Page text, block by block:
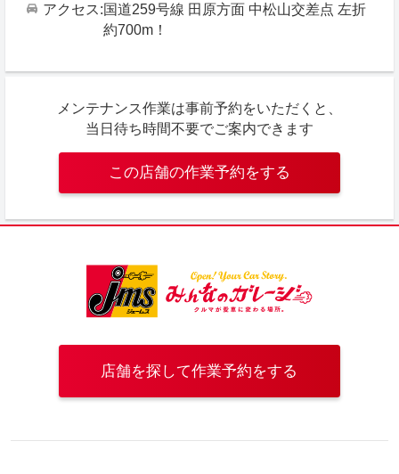
アクセス 国道259号線 田原方面 中松山交差点 左折
約700m！
メンテナンス作業は事前予約をいただくと、
当日待ち時間不要でご案内できます
この店舗の作業予約をする
店舗を探して作業予約をする